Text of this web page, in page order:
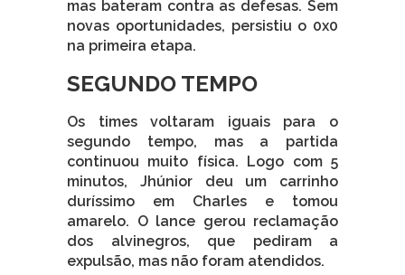
mas bateram contra as defesas. Sem
novas oportunidades, persistiu o 0x0
na primeira etapa.
SEGUNDO TEMPO
Os times voltaram iguais para o
segundo tempo, mas a partida
continuou muito física. Logo com 5
minutos, Jhúnior deu um carrinho
duríssimo em Charles e tomou
amarelo. O lance gerou reclamação
dos alvinegros, que pediram a
expulsão, mas não foram atendidos.